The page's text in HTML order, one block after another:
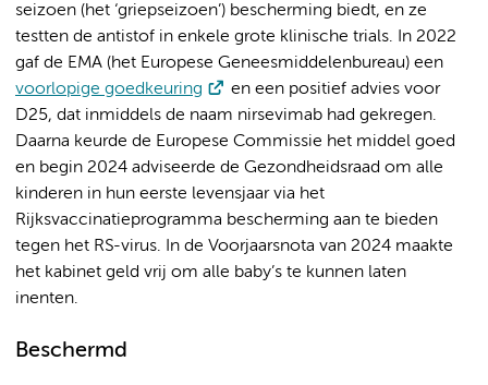
seizoen (het ‘griepseizoen’) bescherming biedt, en ze
testten de antistof in enkele grote klinische trials. In 2022
gaf de EMA (het Europese Geneesmiddelenbureau) een
voorlopige goedkeuring
en een positief advies voor
D25, dat inmiddels de naam nirsevimab had gekregen.
Daarna keurde de Europese Commissie het middel goed
en begin 2024 adviseerde de Gezondheidsraad om alle
kinderen in hun eerste levensjaar via het
Rijksvaccinatieprogramma bescherming aan te bieden
tegen het RS-virus. In de Voorjaarsnota van 2024 maakte
het kabinet geld vrij om alle baby’s te kunnen laten
inenten.
Beschermd